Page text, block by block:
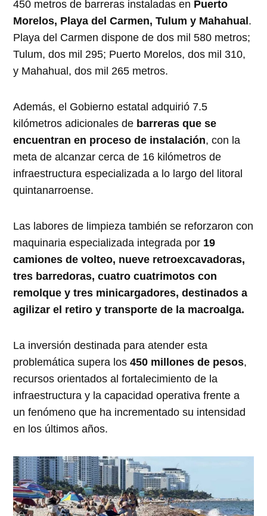
450 metros de barreras instaladas en Puerto
Morelos, Playa del Carmen, Tulum y Mahahual.
Playa del Carmen dispone de dos mil 580 metros;
Tulum, dos mil 295; Puerto Morelos, dos mil 310,
y Mahahual, dos mil 265 metros.
Además, el Gobierno estatal adquirió 7.5
kilómetros adicionales de barreras que se
encuentran en proceso de instalación, con la
meta de alcanzar cerca de 16 kilómetros de
infraestructura especializada a lo largo del litoral
quintanarroense.
Las labores de limpieza también se reforzaron con
maquinaria especializada integrada por 19
camiones de volteo, nueve retroexcavadoras,
tres barredoras, cuatro cuatrimotos con
remolque y tres minicargadores, destinados a
agilizar el retiro y transporte de la macroalga.
La inversión destinada para atender esta
problemática supera los450 millones de pesos,
recursos orientados al fortalecimiento de la
infraestructura y la capacidad operativa frente a
un fenómeno que ha incrementado su intensidad
en los últimos años.